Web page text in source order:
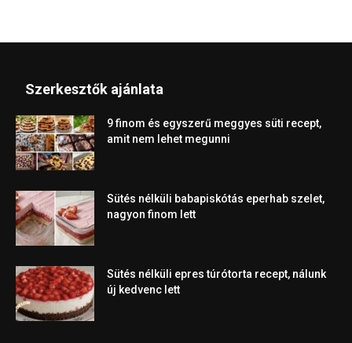
Szerkesztők ajánlata
9 finom és egyszerű meggyes süti recept,
amit nem lehet megunni
Sütés nélküli babapiskótás eperhab szelet,
nagyon finom lett
Sütés nélküli epres túrótorta recept, nálunk
új kedvenc lett